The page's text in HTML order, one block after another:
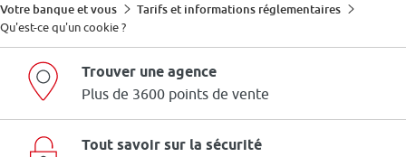
Votre banque et vous
Tarifs et informations réglementaires
Qu'est-ce qu'un cookie ?
Trouver une agence
Plus de 3600 points de vente
Tout savoir sur la sécurité